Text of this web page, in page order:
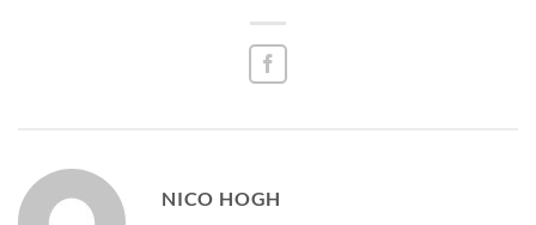
NICO HOGH